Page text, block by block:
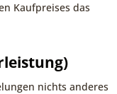
Kaufpreises das
nichts anderes